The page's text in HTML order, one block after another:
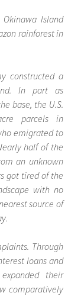
Island
rainforest in
constructed a
In part as
base, the U.S.
parcels in
emigrated to
half of the
an unknown
got tired of the
with no
source of
Through
loans and
their
comparatively